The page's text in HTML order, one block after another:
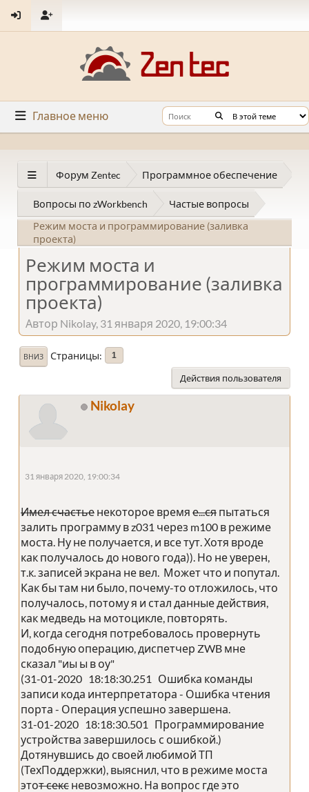
Главное меню
Форум Zentec Программное обеспечение
Вопросы по zWorkbench
Частые вопросы
Режим моста и программирование (заливка
проекта)
Режим моста и
программирование (заливка
проекта)
Автор Nikolay, 31 января 2020, 19:00:34
ВНИЗ Страницы 1
Действия пользователя
Nikolay
31 января 2020, 19:00:34
Имел счастье некоторое время е...ся пытаться
залить программу в z031 через m100 в режиме
моста. Ну не получается, и все тут. Хотя вроде
как получалось до нового года)). Но не уверен,
т.к. записей экрана не вел. Может что и попутал.
Как бы там ни было, почему-то отложилось, что
получалось, потому я и стал данные действия,
как медведь на мотоцикле, повторять.
И, когда сегодня потребовалось провернуть
подобную операцию, диспетчер ZWB мне
сказал "иы ы в оу"
(31-01-2020 18:18:30.251 Ошибка команды
записи кода интерпретатора - Ошибка чтения
порта - Операция успешно завершена.
31-01-2020 18:18:30.501 Программирование
устройства завершилось с ошибкой.)
Дотянувшись до своей любимой ТП
(ТехПоддержки), выяснил, что в режиме моста
этот секс невозможно. На вопрос где это